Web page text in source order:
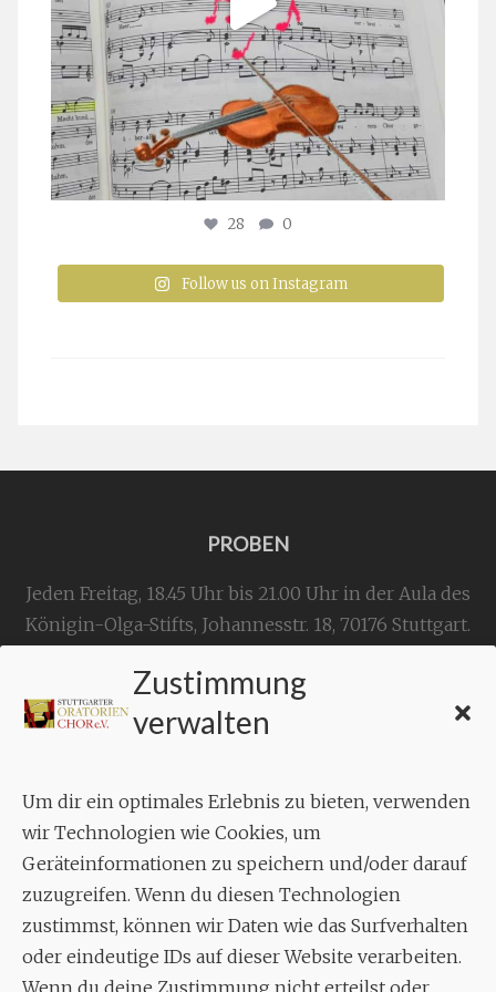
Zustimmung
verwalten
Um dir ein optimales Erlebnis zu bieten, verwenden
wir Technologien wie Cookies, um
Geräteinformationen zu speichern und/oder darauf
zuzugreifen. Wenn du diesen Technologien
zustimmst, können wir Daten wie das Surfverhalten
oder eindeutige IDs auf dieser Website verarbeiten.
Wenn du deine Zustimmung nicht erteilst oder
28 0
Follow us on Instagram
PROBEN
Jeden Freitag, 18.45 Uhr bis 21.00 Uhr in der Aula des
Königin-Olga-Stifts, Johannesstr. 18, 70176 Stuttgart.
KONTAKT
Geschäftsstelle:
Aixheimer Str. 18
70619 Stuttgart
MUSIK
Musikalischer Leiter:
Enrico Trummer